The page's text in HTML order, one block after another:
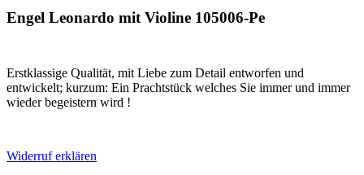
Engel Leonardo mit Violine 105006-Pe
Erstklassige Qualität, mit Liebe zum Detail entworfen und
entwickelt; kurzum: Ein Prachtstück welches Sie immer und immer
wieder begeistern wird !
Widerruf erklären